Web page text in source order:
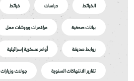
الخرائط دراسات خرائط
بيانات صحفية مؤتمرات وورشات عمل
روابط صديقة أوامر عسكرية إسرائيلية
تقارير الانتهاكات السنوية جولات وزيارات